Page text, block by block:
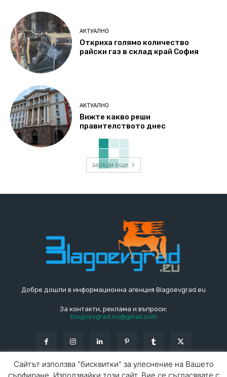
АКТУАЛНО
Откриха голямо количество
райски газ в склад край София
АКТУАЛНО
Вижте какво реши
правителството днес
зареди още
Добре дошли в информационна агенция Blagoevgrad.eu
За контакти, реклама и въпроси:
blagoevgrad.eu@gmail.com
Сайтът използва "бисквитки" за улеснение на Вашето